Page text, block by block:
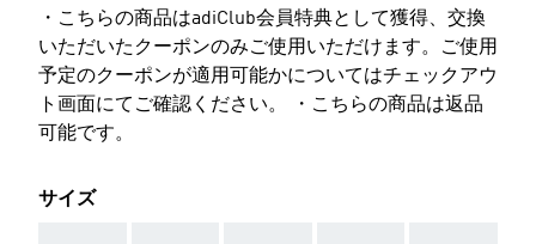
・こちらの商品はadiClub会員特典として獲得、交換
いただいたクーポンのみご使用いただけます。ご使用
予定のクーポンが適用可能かについてはチェックアウ
ト画面にてご確認ください。 ・こちらの商品は返品
可能です。
サイズ